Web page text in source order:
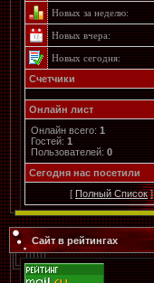
Новых за неделю:
Новых вчера:
Новых сегодня:
Счетчики
Онлайн лист
Онлайн всего: 1
Гостей: 1
Пользователей: 0
Cегодня нас посетили
[ Полный Список]
Сайт в рейтингах